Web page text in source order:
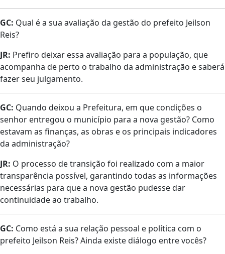
GC: Qual é a sua avaliação da gestão do prefeito Jeilson
Reis?
JR: Prefiro deixar essa avaliação para a população, que
acompanha de perto o trabalho da administração e saberá
fazer seu julgamento.
GC: Quando deixou a Prefeitura, em que condições o
senhor entregou o município para a nova gestão? Como
estavam as finanças, as obras e os principais indicadores
da administração?
JR: O processo de transição foi realizado com a maior
transparência possível, garantindo todas as informações
necessárias para que a nova gestão pudesse dar
continuidade ao trabalho.
GC: Como está a sua relação pessoal e política com o
prefeito Jeilson Reis? Ainda existe diálogo entre vocês?